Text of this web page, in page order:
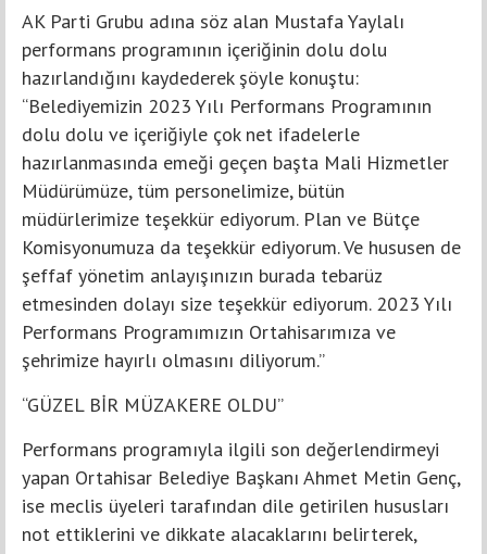
AK Parti Grubu adına söz alan Mustafa Yaylalı
performans programının içeriğinin dolu dolu
hazırlandığını kaydederek şöyle konuştu:
“Belediyemizin 2023 Yılı Performans Programının
dolu dolu ve içeriğiyle çok net ifadelerle
hazırlanmasında emeği geçen başta Mali Hizmetler
Müdürümüze, tüm personelimize, bütün
müdürlerimize teşekkür ediyorum. Plan ve Bütçe
Komisyonumuza da teşekkür ediyorum. Ve hususen de
şeffaf yönetim anlayışınızın burada tebarüz
etmesinden dolayı size teşekkür ediyorum. 2023 Yılı
Performans Programımızın Ortahisarımıza ve
şehrimize hayırlı olmasını diliyorum.”
“GÜZEL BİR MÜZAKERE OLDU”
Performans programıyla ilgili son değerlendirmeyi
yapan Ortahisar Belediye Başkanı Ahmet Metin Genç,
ise meclis üyeleri tarafından dile getirilen hususları
not ettiklerini ve dikkate alacaklarını belirterek,